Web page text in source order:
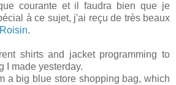
courante et il faudra bien que je
à ce sujet, j'ai reçu de très beaux
Roisin.
shirts and jacket programming to
I made yesterday.
a big blue store shopping bag, which